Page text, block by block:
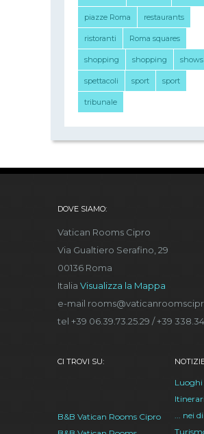
piazze Roma restaurants
ristoranti Roma squares
shopping shopping shows
spettacoli sport sport
tribunale
DOVE SIAMO:
Vatican Rooms Cipro
Via Gualtiero Serafino, 29
00136 Roma
Italia Visualizza la Mappa
e-mail
tel +39 06.39.73.25.29 / +39
CI TROVI SU:
B&B Vatican Rooms Cipro
Luoghi
... nei